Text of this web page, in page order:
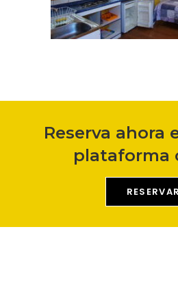
Reserva ahora
plataforma
RESERVAR